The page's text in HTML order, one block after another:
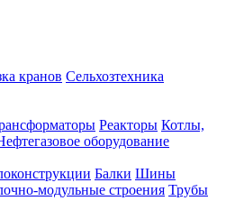
кранов Сельхозтехника
Реакторы Котлы,
оборудование
Балки Шины
модульные строения Трубы